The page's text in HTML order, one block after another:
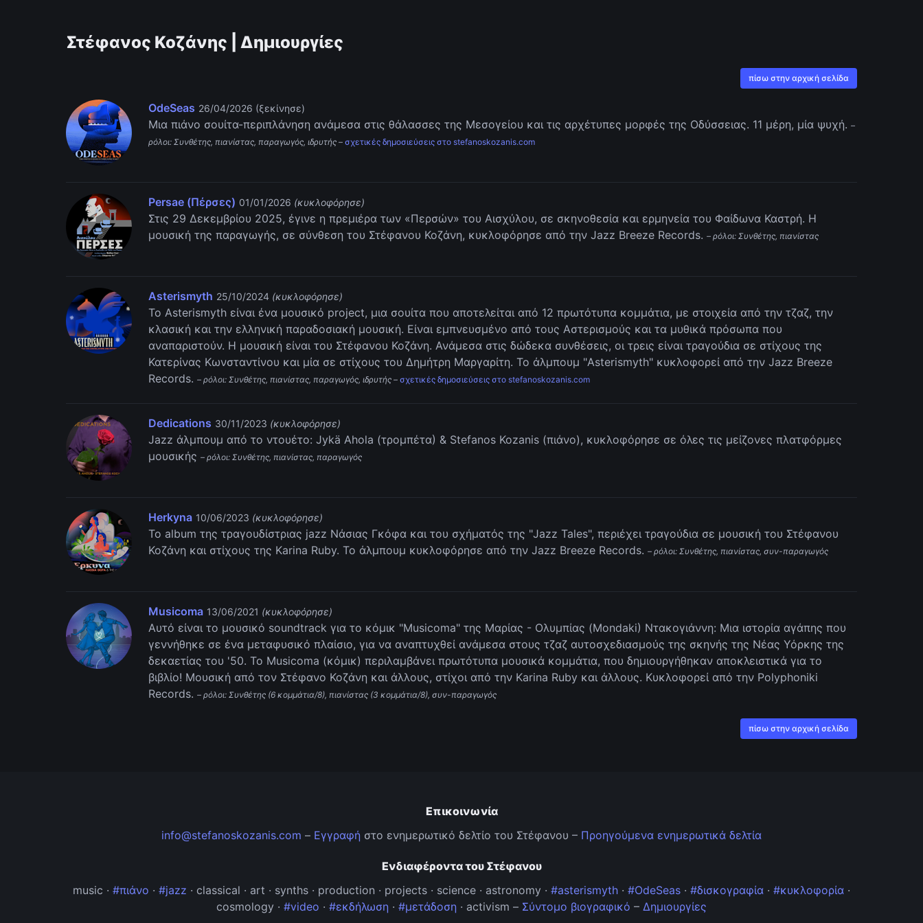
Στέφανος Κοζάνης | Δημιουργίες
πίσω στην αρχική σελίδα
OdeSeas 26/04/2026 (ξεκίνησε)
Μια πιάνο σουίτα-περιπλάνηση ανάμεσα στις θάλασσες της Μεσογείου και τις αρχέτυπες μορφές της Οδύσσειας. 11 μέρη, μία ψυχή. –
ρόλοι: Συνθέτης, πιανίστας, παραγωγός, ιδρυτής – σχετικές δημοσιεύσεις στο stefanoskozanis.com
Persae (Πέρσες) 01/01/2026 (κυκλοφόρησε)
Στις 29 Δεκεμβρίου 2025, έγινε η πρεμιέρα των «Περσών» του Αισχύλου, σε σκηνοθεσία και ερμηνεία του Φαίδωνα Καστρή. Η
μουσική της παραγωγής, σε σύνθεση του Στέφανου Κοζάνη, κυκλοφόρησε από την Jazz Breeze Records. – ρόλοι: Συνθέτης, πιανίστας
Asterismyth 25/10/2024 (κυκλοφόρησε)
Το Asterismyth είναι ένα μουσικό project, μια σουίτα που αποτελείται από 12 πρωτότυπα κομμάτια, με στοιχεία από την τζαζ, την
κλασική και την ελληνική παραδοσιακή μουσική. Είναι εμπνευσμένο από τους Αστερισμούς και τα μυθικά πρόσωπα που
αναπαριστούν. Η μουσική είναι του Στέφανου Κοζάνη. Ανάμεσα στις δώδεκα συνθέσεις, οι τρεις είναι τραγούδια σε στίχους της
Κατερίνας Κωνσταντίνου και μία σε στίχους του Δημήτρη Μαργαρίτη. Το άλμπουμ "Asterismyth" κυκλοφορεί από την Jazz Breeze
Records. – ρόλοι: Συνθέτης, πιανίστας, παραγωγός, ιδρυτής – σχετικές δημοσιεύσεις στο stefanoskozanis.com
Dedications 30/11/2023 (κυκλοφόρησε)
Jazz άλμπουμ από το ντουέτο: Jykä Ahola (τρομπέτα) & Stefanos Kozanis (πιάνο), κυκλοφόρησε σε όλες τις μείζονες πλατφόρμες
μουσικής – ρόλοι: Συνθέτης, πιανίστας, παραγωγός
Herkyna 10/06/2023 (κυκλοφόρησε)
Το album της τραγουδίστριας jazz Νάσιας Γκόφα και του σχήματός της "Jazz Tales", περιέχει τραγούδια σε μουσική του Στέφανου
Κοζάνη και στίχους της Karina Ruby. To άλμπουμ κυκλοφόρησε από την Jazz Breeze Records. – ρόλοι: Συνθέτης, πιανίστας, συν-παραγωγός
Musicoma 13/06/2021 (κυκλοφόρησε)
Αυτό είναι το μουσικό soundtrack για το κόμικ "Musicoma" της Μαρίας - Ολυμπίας (Mondaki) Ντακογιάννη: Μια ιστορία αγάπης που
γεννήθηκε σε ένα μεταφυσικό πλαίσιο, για να αναπτυχθεί ανάμεσα στους τζαζ αυτοσχεδιασμούς της σκηνής της Νέας Υόρκης της
δεκαετίας του '50. Το Musicoma (κόμικ) περιλαμβάνει πρωτότυπα μουσικά κομμάτια, που δημιουργήθηκαν αποκλειστικά για το
βιβλίο! Μουσική από τον Στέφανο Κοζάνη και άλλους, στίχοι από την Karina Ruby και άλλους. Κυκλοφορεί από την Polyphoniki
Records. – ρόλοι: Συνθέτης (6 κομμάτια/8), πιανίστας (3 κομμάτια/8), συν-παραγωγός
πίσω στην αρχική σελίδα
Επικοινωνία
info@stefanoskozanis.com – Εγγραφή στο ενημερωτικό δελτίο του Στέφανου – Προηγούμενα ενημερωτικά δελτία
Ενδιαφέροντα του Στέφανου
music · #πιάνο · #jazz · classical · art · synths · production · projects · science · astronomy · #asterismyth · #OdeSeas · #δισκογραφία · #κυκλοφορία ·
cosmology · #video · #εκδήλωση · #μετάδοση · activism – Σύντομο βιογραφικό – Δημιουργίες